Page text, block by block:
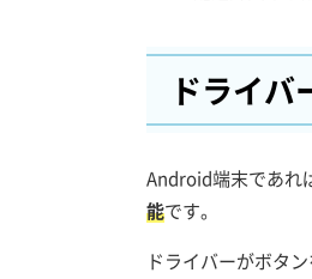
ドライバ
Android端末であれ
能です。
ドライバーがボタ